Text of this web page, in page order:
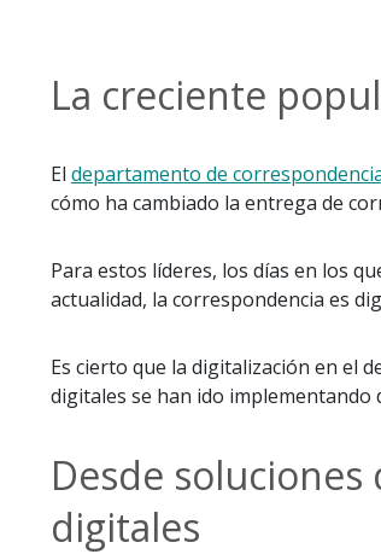
La creciente
El departamento de
cómo ha cambiado la entrega de
Para estos líderes, los días en los
actualidad, la correspondencia es
Es cierto que la digitalización en el
digitales se han ido implementando
Desde
digitales